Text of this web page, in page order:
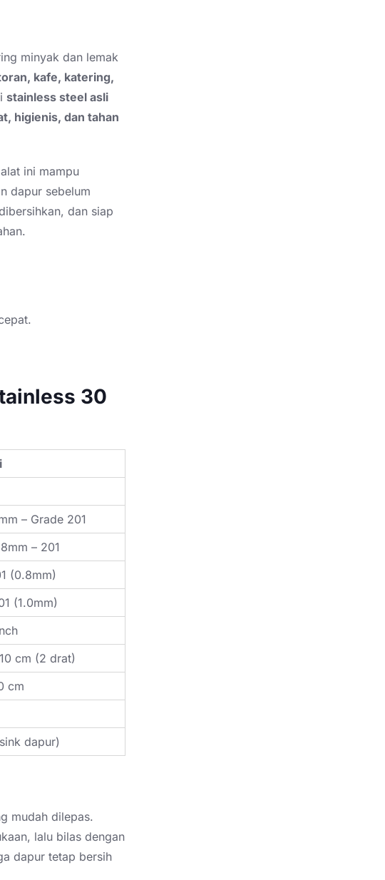
minyak dan lemak
kafe, katering,
stainless steel asli
higienis, dan tahan
ini mampu
dapur sebelum
dan siap
30
– Grade 201
– 201
(0.8mm)
(1.0mm)
cm (2 drat)
cm
dapur)
mudah dilepas.
lalu bilas dengan
dapur tetap bersih